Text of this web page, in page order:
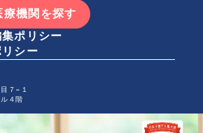
機関を探す
ポリシー
シー
７−１
４階